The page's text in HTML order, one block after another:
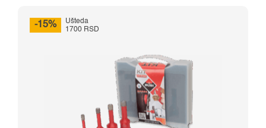
-15%
Ušteda
1700 RSD